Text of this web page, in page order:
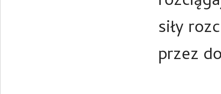
siły
przez